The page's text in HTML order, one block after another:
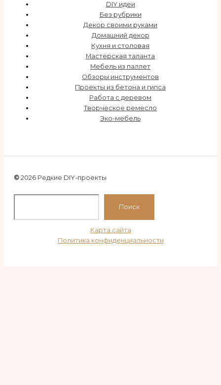
DIY идеи
Без рубрики
Декор своими руками
Домашний декор
Кухня и столовая
Мастерская таланта
Мебель из паллет
Обзоры инструментов
Проекты из бетона и гипса
Работа с деревом
Творческое ремесло
Эко-мебель
© 2026 Редкие DIY-проекты
Поиск
Карта сайта
Политика конфиденциальности